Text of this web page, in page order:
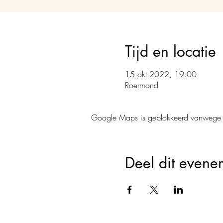
Tijd en locatie
15 okt 2022, 19:00
Roermond
Google Maps is geblokkeerd
Deel dit